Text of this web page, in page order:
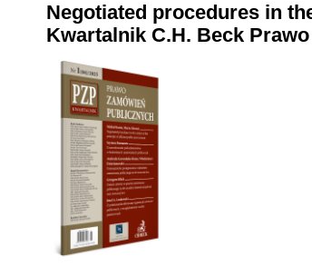
Negotiated procedures in
Kwartalnik C.H. Beck